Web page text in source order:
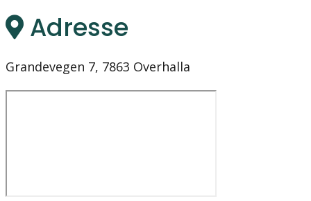
Adresse
Grandevegen 7, 7863 Overhalla